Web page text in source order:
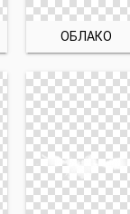
ОБЛАКО